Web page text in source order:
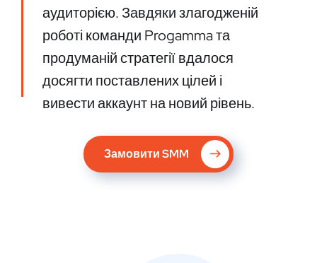
аудиторією. Завдяки злагодженій
роботі команди Progamma та
продуманій стратегії вдалося
досягти поставлених цілей і
вивести аккаунт на новий рівень.
Замовити SMM